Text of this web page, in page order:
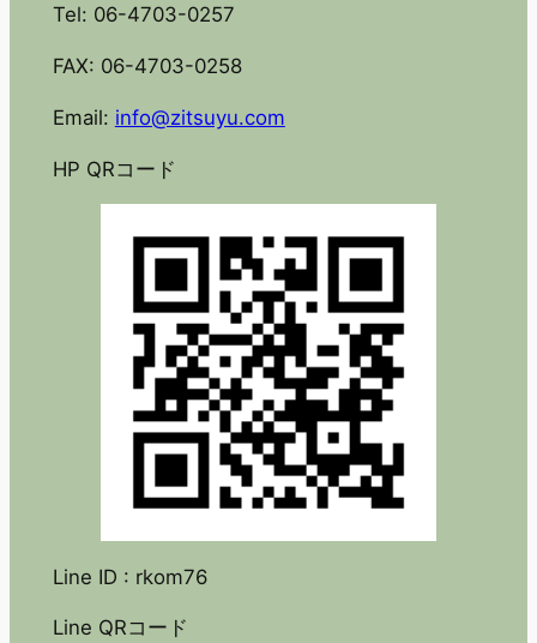
Tel: 06-4703-0257
FAX: 06-4703-0258
Email: info@zitsuyu.com
HP QRコード
Line ID : rkom76
Line QRコード